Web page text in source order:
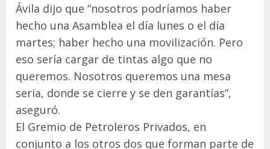
Ávila dijo que “nosotros podríamos haber
hecho una Asamblea el día lunes o el día
martes; haber hecho una movilización. Pero
eso sería cargar de tintas algo que no
queremos. Nosotros queremos una mesa
seria, donde se cierre y se den garantías”,
aseguró.
El Gremio de Petroleros Privados, en
conjunto a los otros dos que forman parte de